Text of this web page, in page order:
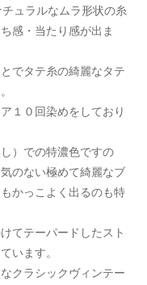
ュラルなムラ形状の糸
感・当たり感が出ま
でタテ糸の綺麗なタテ
１０回染めをしており
）での特濃色ですの
のない極めて綺麗なブ
かっこよく出るのも特
てテーパードしたスト
います。
クラシックヴィンテー